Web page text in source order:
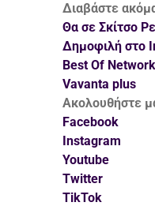
Διαβάστε
Θα σε Σκίτσο
Δημοφιλή στο
Best Of Network
Vavanta plus
Ακολουθήστε
Facebook
Instagram
Youtube
Twitter
TikTok